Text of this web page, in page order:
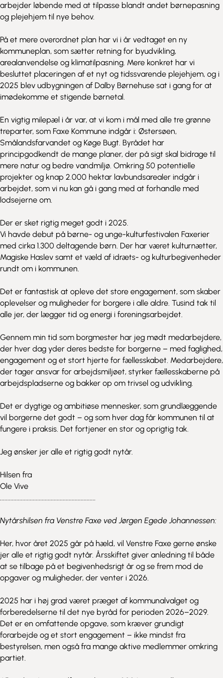
arbejder løbende med at tilpasse blandt andet børnepasning
og plejehjem til nye behov.
På et mere overordnet plan har vi i år vedtaget en ny
kommuneplan, som sætter retning for byudvikling,
arealanvendelse og klimatilpasning. Mere konkret har vi
besluttet placeringen af et nyt og tidssvarende plejehjem, og i
2025 blev udbygningen af Dalby Børnehuse sat i gang for at
imødekomme et stigende børnetal.
En vigtig milepæl i år var, at vi kom i mål med alle tre grønne
treparter, som Faxe Kommune indgår i: Østersøen,
Smålandsfarvandet og Køge Bugt. Byrådet har
principgodkendt de mange planer, der på sigt skal bidrage til
mere natur og bedre vandmiljø. Omkring 50 potentielle
projekter og knap 2.000 hektar lavbundsarealer indgår i
arbejdet, som vi nu kan gå i gang med at forhandle med
lodsejerne om.
Der er sket rigtig meget godt i 2025.
Vi havde debut på børne- og unge-kulturfestivalen Faxerier
med cirka 1.300 deltagende børn. Der har været kulturnætter,
Magiske Haslev samt et væld af idræts- og kulturbegivenheder
rundt om i kommunen.
Det er fantastisk at opleve det store engagement, som skaber
oplevelser og muligheder for borgere i alle aldre. Tusind tak til
alle jer, der lægger tid og energi i foreningsarbejdet.
Gennem min tid som borgmester har jeg mødt medarbejdere,
der hver dag yder deres bedste for borgerne – med faglighed,
engagement og et stort hjerte for fællesskabet. Medarbejdere,
der tager ansvar for arbejdsmiljøet, styrker fællesskaberne på
arbejdspladserne og bakker op om trivsel og udvikling.
Det er dygtige og ambitiøse mennesker, som grundlæggende
vil borgerne det godt – og som hver dag får kommunen til at
fungere i praksis. Det fortjener en stor og oprigtig tak.
Jeg ønsker jer alle et rigtig godt nytår.
Hilsen fra
Ole Vive
................................................................
Nytårshilsen fra Venstre Faxe ved Jørgen Egede Johannessen:
Her, hvor året 2025 går på hæld, vil Venstre Faxe gerne ønske
jer alle et rigtig godt nytår. Årsskiftet giver anledning til både
at se tilbage på et begivenhedsrigt år og se frem mod de
opgaver og muligheder, der venter i 2026.
2025 har i høj grad været præget af kommunalvalget og
forberedelserne til det nye byråd for perioden 2026–2029.
Det er en omfattende opgave, som kræver grundigt
forarbejde og et stort engagement – ikke mindst fra
bestyrelsen, men også fra mange aktive medlemmer omkring
partiet.